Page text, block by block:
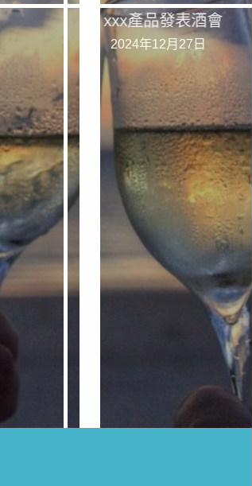
xxx產品發表酒會
2024年12月27日
2024年12月27日
活動介紹
富特公司產品發表會將於2024
年12月27日下午2時，在台北
喜來登大飯店B2喜廳舉行，誠
摯邀請您來參加，期待您光
臨！
王仁德 敬邀參加
日期：2024年12月27日
時間：下午2時
地點：台北喜來登大飯店B2喜廳
地址：台北市忠孝東路一段12號
活動影片